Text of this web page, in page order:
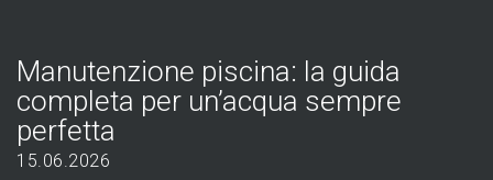
Manutenzione piscina: la guida
completa per un’acqua sempre
perfetta
15.06.2026